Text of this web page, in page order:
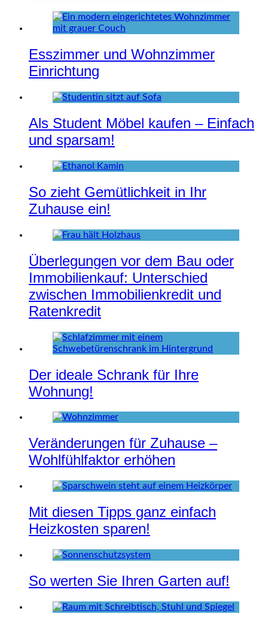
Esszimmer und Wohnzimmer
Einrichtung
Als Student Möbel kaufen – Einfach
und sparsam!
So zieht Gemütlichkeit in Ihr
Zuhause ein!
Überlegungen vor dem Bau oder
Immobilienkauf: Unterschied
zwischen Immobilienkredit und
Ratenkredit
Der ideale Schrank für Ihre
Wohnung!
Veränderungen für Zuhause –
Wohlfühlfaktor erhöhen
Mit diesen Tipps ganz einfach
Heizkosten sparen!
So werten Sie Ihren Garten auf!